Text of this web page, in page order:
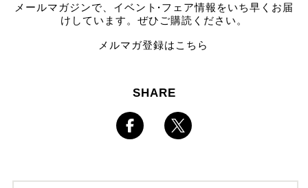
メールマガジンで、イベント ·フェア情報をいち早くお届
けしています。ぜひご購読ください。
メルマガ登録はこちら
SHARE